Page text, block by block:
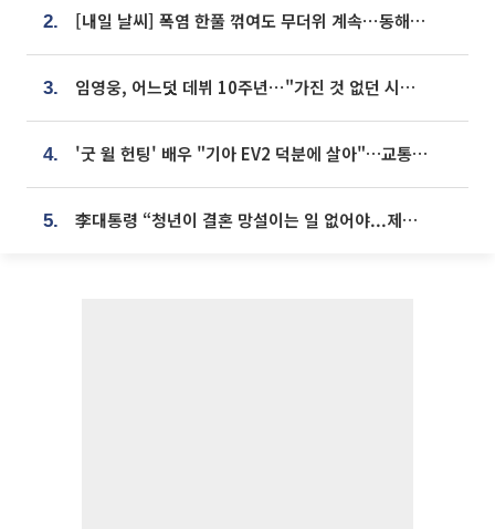
2. [내일 날씨] 폭염 한풀 꺾여도 무더위 계속⋯동해안 이틀 연속 비
3. 임영웅, 어느덧 데뷔 10주년⋯"가진 것 없던 시절, 내 앞엔 20명의 팬뿐"
4. '굿 윌 헌팅' 배우 "기아 EV2 덕분에 살아"…교통사고 후 안전성 극찬
5. 李대통령 “청년이 결혼 망설이는 일 없어야...제도상 불이익 조사”